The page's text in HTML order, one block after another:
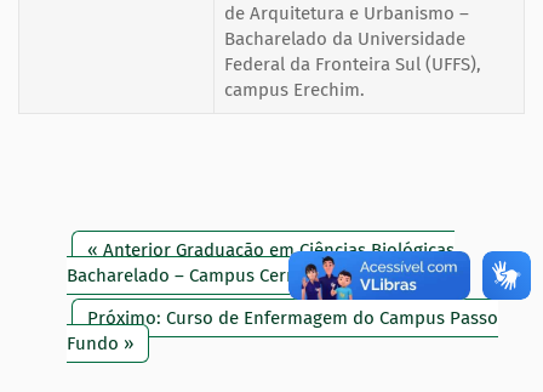
de Arquitetura e Urbanismo –
Bacharelado da Universidade
Federal da Fronteira Sul (UFFS),
campus Erechim.
« Anterior Graduação em Ciências Biológicas
Bacharelado – Campus Cerro Largo
Próximo: Curso de Enfermagem do Campus Passo
Fundo »